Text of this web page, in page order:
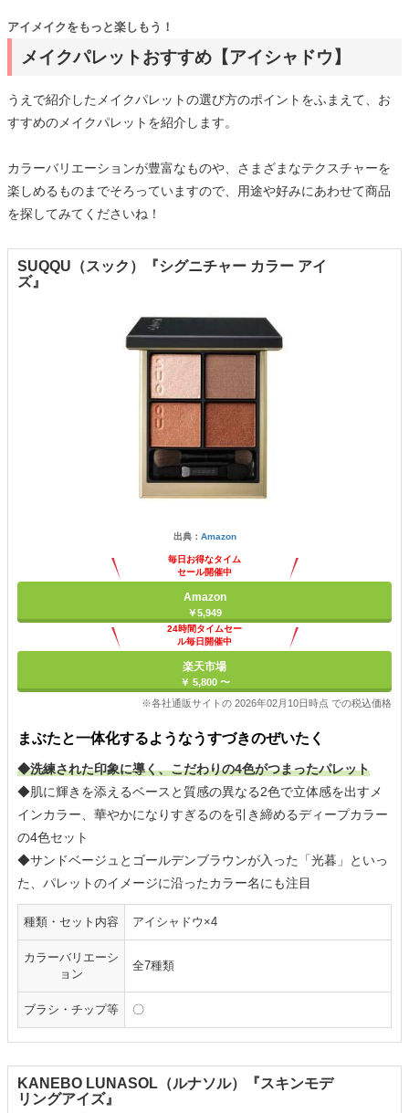
メイクパレットおすすめ【アイシャドウ】
アイメイクをもっと楽しもう！
うえで紹介したメイクパレットの選び方のポイントをふまえて、お
すすめのメイクパレットを紹介します。
カラーバリエーションが豊富なものや、さまざまなテクスチャーを
楽しめるものまでそろっていますので、用途や好みにあわせて商品
を探してみてくださいね！
SUQQU（スック）『シグニチャー カラー アイ
ズ』
出典： Amazon
毎日お得なタイム
セール開催中
Amazon
￥5,949
24時間タイムセー
ル毎日開催中
楽天市場
￥ 5,800 〜
※各社通販サイトの 2026年02月10日時点 での税込価格
まぶたと一体化するようなうすづきのぜいたく
◆洗練された印象に導く、こだわりの4色がつまったパレット
◆肌に輝きを添えるベースと質感の異なる2色で立体感を出すメ
インカラー、華やかになりすぎるのを引き締めるディープカラー
の4色セット
◆サンドベージュとゴールデンブラウンが入った「光暮」といっ
た、パレットのイメージに沿ったカラー名にも注目
種類・セット内容 アイシャドウ×4
カラーバリエーシ
ョン
全7種類
ブラシ・チップ等 〇
KANEBO LUNASOL（ルナソル）『スキンモデ
リングアイズ』